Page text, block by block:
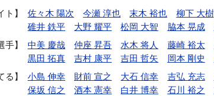
ト 佐々木 陽次 今瀬 淳也 末木 裕也 柳下 大樹
碓井 鉄平
大野 耀平 松岡 大智 脇本 晃成
手
中美 慶哉 仲座 昇吾 水木 将人 藤崎 裕太
黒田 拓真
吉村 康平 吉田 哲矢 岡本 剛史
る
小島 伸幸 財前 宣之 大石 信幸 吉弘 充志
保坂 信之
酒本 憲幸 白井 博幸 石川 裕之